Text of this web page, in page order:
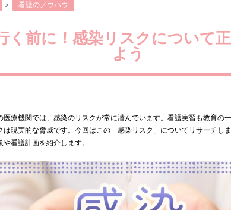
＞ 看護のノウハウ
く前に！感染リスクについて
よう
療機関では、感染のリスクが常に潜んでいます。 看護実習も教育の
現実的な脅威です。 今回はこの「感染リスク」についてリサーチしま
看護計画を紹介します。